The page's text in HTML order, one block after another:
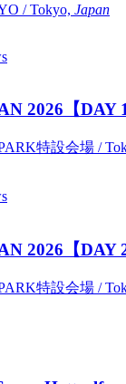
/ Tokyo, Japan
2026【DAY 1
特設会場 /
2026【DAY 2
特設会場 /